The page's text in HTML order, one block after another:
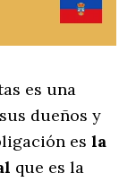
es una
dueños y
esla
que es la